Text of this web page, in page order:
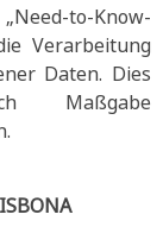
to-Know-
Verarbeitung
Daten. Dies
Maßgabe